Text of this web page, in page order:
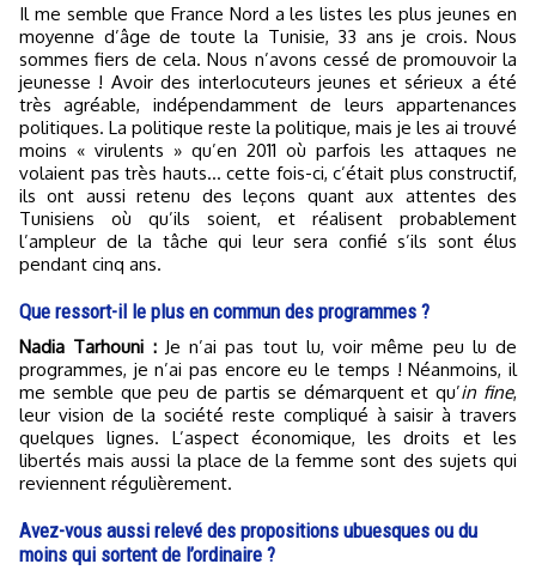
Il me semble que France Nord a les listes les plus jeunes en
moyenne d’âge de toute la Tunisie, 33 ans je crois. Nous
sommes fiers de cela. Nous n’avons cessé de promouvoir la
jeunesse ! Avoir des interlocuteurs jeunes et sérieux a été
très agréable, indépendamment de leurs appartenances
politiques. La politique reste la politique, mais je les ai trouvé
moins « virulents » qu’en 2011 où parfois les attaques ne
volaient pas très hauts… cette fois-ci, c’était plus constructif,
ils ont aussi retenu des leçons quant aux attentes des
Tunisiens où qu’ils soient, et réalisent probablement
l’ampleur de la tâche qui leur sera confié s’ils sont élus
pendant cinq ans.
Que ressort-il le plus en commun des programmes ?
Nadia Tarhouni :Je n’ai pas tout lu, voir même peu lu de
programmes, je n’ai pas encore eu le temps ! Néanmoins, il
me semble que peu de partis se démarquent et qu’in fine,
leur vision de la société reste compliqué à saisir à travers
quelques lignes. L’aspect économique, les droits et les
libertés mais aussi la place de la femme sont des sujets qui
reviennent régulièrement.
Avez-vous aussi relevé des propositions ubuesques ou du
moins qui sortent de l’ordinaire ?